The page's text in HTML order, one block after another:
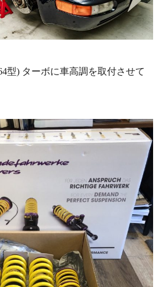
型) ターボに車高調を取付させて